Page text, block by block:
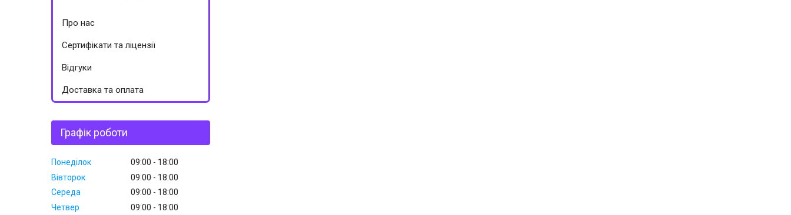
Про нас
Сертифікати та ліцензії
Відгуки
Доставка та оплата
Графік роботи
Понеділок 09:00
18:00
Вівторок
09:00
18:00
Середа
09:00
18:00
Четвер
09:00
18:00